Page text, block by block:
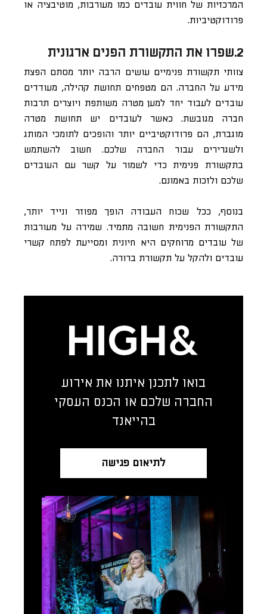
המרכזיות של חווית עובדים כמו מעורבות, מוטיבציה או
פרודוקטיביות.
2.שפרו את התקשורת הפנים ארגונית
צוותי תקשורת פנימיים עושים הרבה יותר מסתם הפצת
מידע על החברה. הם מטפחים תחושת קהילה, מעודדים
עובדים לעבוד יחד למען מטרה משותפת ויוצרים תרבות
חברה מגובשת. כאשר לעובדים יש תחושת מטרה
מוגברת, הם פרודוקטיביים יותר והופכים לתומכי המותג
ולשגרירים עבור החברה שלכם. חשוב להשתמש
בתקשורת פנימית כדי לשמור על קשר עם העובדים
שלכם ולזכות באמונם.
בנוסף, ככל שכוח העבודה הופך מפוזר ונייד יותר,
התקשורת הפנימית חשובה מתמיד. שמירה על מעורבות
של עובדים מרוחקים היא חיונית ומסייעת לפתח קשרי
עובדים ולהקל על תקשורת ברורה.
בואו לתכנן איתנו את אירוע
החברה שלכם או הכנס העסקי
בהייאנד
לתיאום פגישה